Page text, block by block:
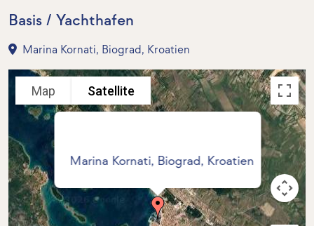
Basis / Yachthafen
Marina Kornati, Biograd, Kroatien
Marina Kornati, Biograd, Kroatien
Map Satellite